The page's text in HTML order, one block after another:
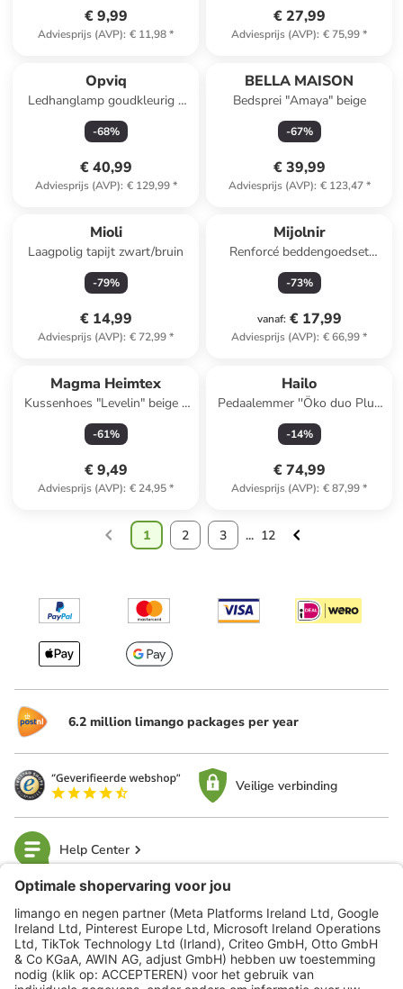
€ 9,99
Adviesprijs (AVP): € 11,98*
€ 27,99
Adviesprijs (AVP): € 75,99*
Opviq
Ledhanglamp goudkleurig -
(L)20 cm
-68%
€ 40,99
Adviesprijs (AVP): € 129,99*
BELLA MAISON
Bedsprei "Amaya" beige
-67%
€ 39,99
Adviesprijs (AVP): € 123,47*
Mioli
Laagpolig tapijt zwart/bruin
-79%
€ 14,99
Adviesprijs (AVP): € 72,99*
Mijolnir
Renforcé beddengoedset
beige
-73%
vanaf: € 17,99
Adviesprijs (AVP): € 66,99*
Magma Heimtex
Kussenhoes "Levelin" beige -
(L)40 x (B)40 cm
-61%
€ 9,49
Adviesprijs (AVP): € 24,95*
Hailo
Pedaalemmer ''Öko duo Plus
M'' zilverkleurig - (B)32 x
(H)43 x (D)33 cm
-14%
€ 74,99
Adviesprijs (AVP): € 87,99*
1 2 3 ... 12
6.2 million limango packages per year
Veilige verbinding
Help Center
limango
Veilig winkelen